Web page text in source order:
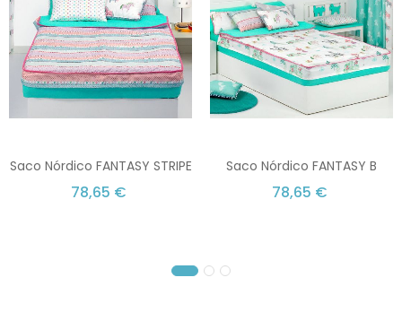
Saco Nórdico FANTASY STRIPE
78,65 €
Saco Nórdico FANTASY B
78,65 €